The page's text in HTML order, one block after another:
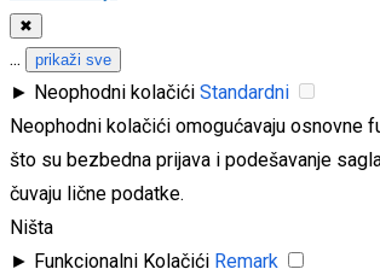
✖
... prikaži sve
► Neophodni kolačići Standardni
Neophodni kolačići omogućavaju osnovne
što su bezbedna prijava i podešavanje
čuvaju lične podatke.
Ništa
► Funkcionalni Kolačići Remark